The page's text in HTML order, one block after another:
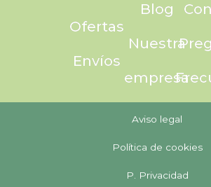
Ofertas
Envíos
Blog
Nuestra
empresa
Aviso legal
Política de cookies
P. Privacidad